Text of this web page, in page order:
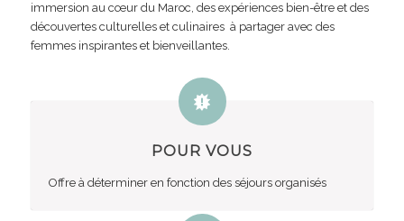
immersion au cœur du Maroc, des expériences bien-être et des
découvertes culturelles et culinaires à partager avec des
femmes inspirantes et bienveillantes.
POUR VOUS
Offre à déterminer en fonction des séjours organisés